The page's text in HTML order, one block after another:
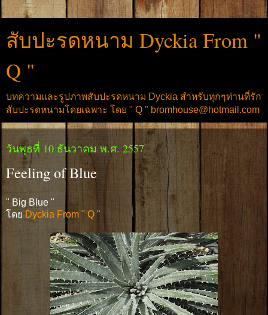
สับปะรดหนาม Dyckia From "
Q "
บทความและรูปภาพสับปะรดหนาม Dyckia สำหรับทุกๆท่านที่รัก
สับปะรดหนามโดยเฉพาะ โดย " Q " bromhouse@hotmail.com
วันพุธที่ 10 ธันวาคม พ.ศ. 2557
Feeling of Blue
" Big Blue "
โดย Dyckia From " Q "